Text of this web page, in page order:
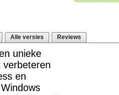
Alle versies Reviews
unieke
verbeteren
en